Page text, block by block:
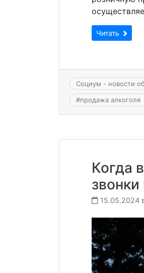
Читать
Социум - новости
#продажа алкоголя
Когда
15.05.2024